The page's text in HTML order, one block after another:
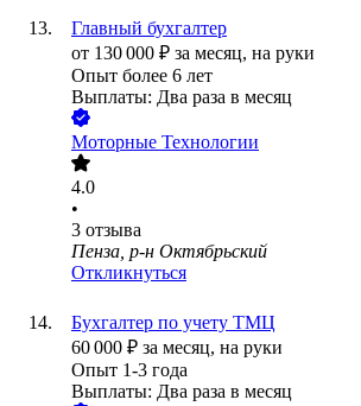
Главный бухгалтер
от 130 000 ₽ за месяц, на руки
Опыт более 6 лет
Выплаты: Два раза в месяц
Моторные Технологии
4.0
•
3 отзыва
Пенза, р-н Октябрьский
Откликнуться
Бухгалтер по учету ТМЦ
60 000 ₽ за месяц, на руки
Опыт 1-3 года
Выплаты: Два раза в месяц